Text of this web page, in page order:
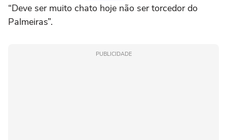
“Deve ser muito chato hoje não ser torcedor do
Palmeiras”.
PUBLICIDADE